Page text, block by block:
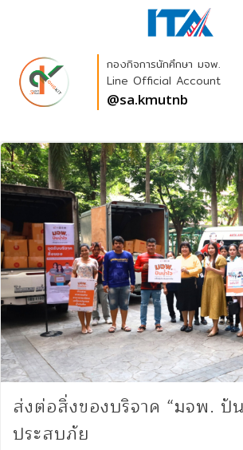
Skip
to
กองกิจการนักศึกษา มจพ.
Line Official Account
@sa.kmutnb
ส่งต่อสิ่งของบริจาค “มจพ. ปั
ประสบภัย